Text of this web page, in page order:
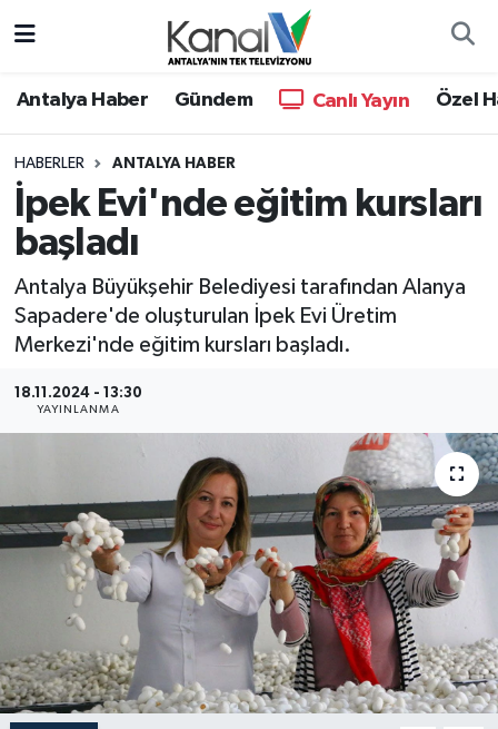
Antalya Haber Gündem Canlı Yayın Özel
HABERLER ANTALYA HABER
İpek Evi'nde eğitim kursları
başladı
Antalya Büyükşehir Belediyesi tarafından Alanya
Sapadere'de oluşturulan İpek Evi Üretim
Merkezi'nde eğitim kursları başladı.
18.11.2024 - 13:30
YAYINLANMA
Antalya Haber
Dünya
Eğitim
Ekonomi
Haber Kuşakları
Haberler
KANALV Spor
Kültür Sanat
Magazin
Hava Durumu
Trafik Durumu
Süper Lig Puan Durumu ve Fikstür
Tüm Manşetler